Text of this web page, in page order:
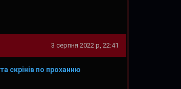
3 серпня 2022 р, 22:41
скрінів по проханню